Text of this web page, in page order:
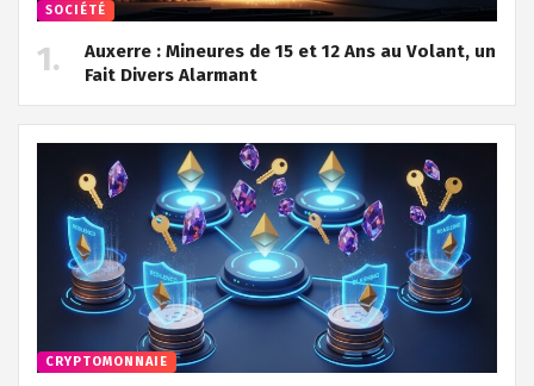
SOCIÉTÉ
Auxerre : Mineures de 15 et 12 Ans au Volant, un
Fait Divers Alarmant
CRYPTOMONNAIE